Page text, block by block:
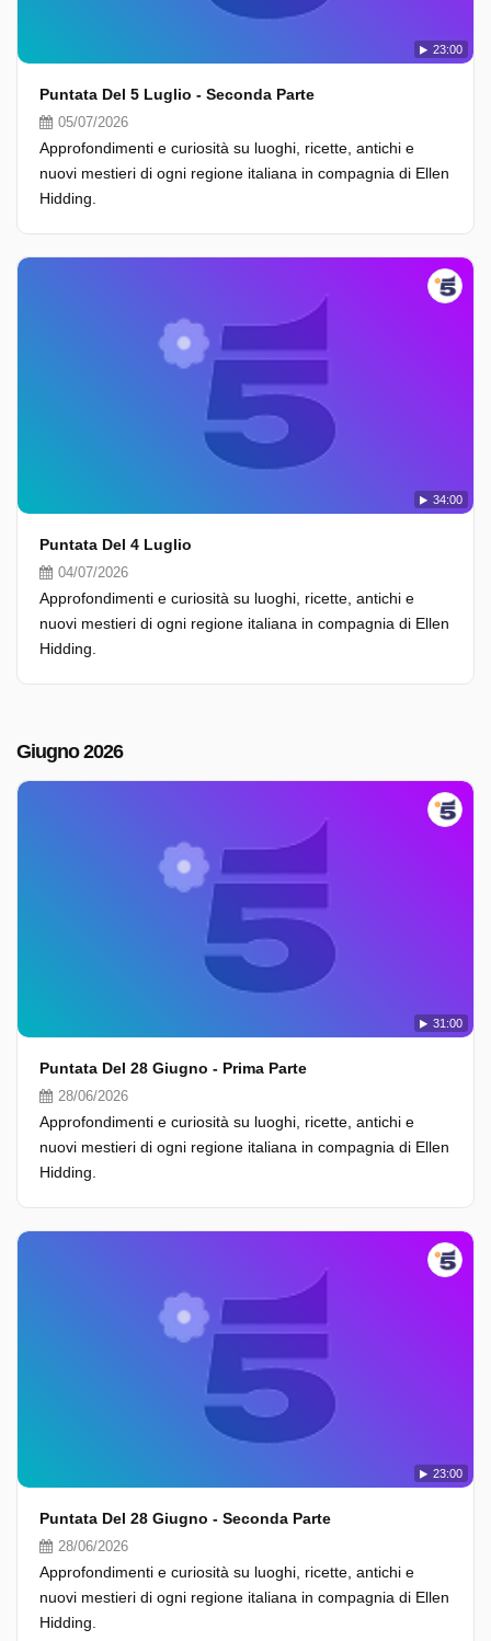
23:00
Puntata Del 5 Luglio - Seconda Parte
05/07/2026
Approfondimenti e curiosità su luoghi, ricette, antichi e
nuovi mestieri di ogni regione italiana in compagnia di Ellen
Hidding.
34:00
Puntata Del 4 Luglio
04/07/2026
Approfondimenti e curiosità su luoghi, ricette, antichi e
nuovi mestieri di ogni regione italiana in compagnia di Ellen
Hidding.
Giugno 2026
31:00
Puntata Del 28 Giugno - Prima Parte
28/06/2026
Approfondimenti e curiosità su luoghi, ricette, antichi e
nuovi mestieri di ogni regione italiana in compagnia di Ellen
Hidding.
23:00
Puntata Del 28 Giugno - Seconda Parte
28/06/2026
Approfondimenti e curiosità su luoghi, ricette, antichi e
nuovi mestieri di ogni regione italiana in compagnia di Ellen
Hidding.